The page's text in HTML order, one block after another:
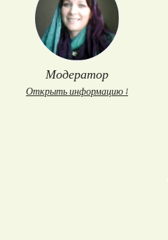
Модератор
Открыть информацию ↓